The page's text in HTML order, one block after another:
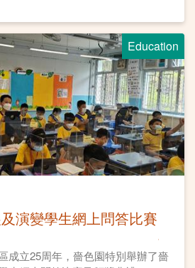
Education
演變學生網上問答比賽
成立25周年，嗇色園特別舉辦了嗇